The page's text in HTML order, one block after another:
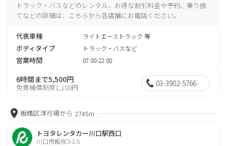
トラック・バスなどのレンタル、お得な割引料金や予約、乗り捨
てなどの詳細は、こちらから各店舗にお電話ください。
代表車種 ライトエーストラック 等
ボディタイプ トラック・バスなど
営業時間 07:00-22:00
6時間まで5,500円
免責補償制度1,100円 03-3902-5766
板橋区洋弓場から 2745m
トヨタレンタカー川口駅西口
川口市飯塚3-1-5